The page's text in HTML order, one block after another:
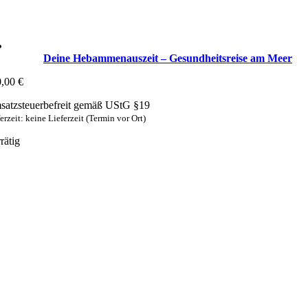
Deine Hebammenauszeit – Gesundheitsreise am Meer
€
gemäß UStG §19
keine Lieferzeit (Termin vor Ort)